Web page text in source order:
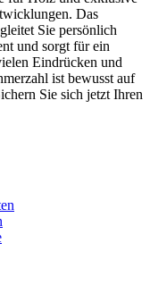
Das
Sie persönlich
und sorgt für ein
Eindrücken und
ist bewusst auf
Sie sich jetzt Ihren